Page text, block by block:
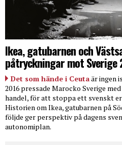
Ikea, gatubarnen och
påtryckningar mot Sverige
Det som hände i Ceutaär ingen
2016 pressade Marocko Sverige
handel, för att stoppa ett svenskt
Historien om Ikea, gatubarnen på
följde ger perspektiv på dagens
autonomiplan.